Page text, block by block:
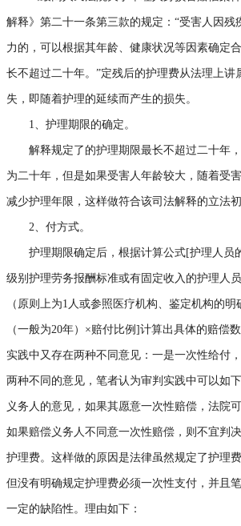
解释》第二十一条第三款的规定：“受害人因残
力的，可以根据其年龄、健康状况等因素确定
长不超过二十年。”定残后的护理费从法理上讲
失，即随着护理的延续而产生的损失。
1、护理期限的确定。
解释规定了的护理期限最长不超过二十年，
为二十年，但是如果受害人年龄较大，随着受
减少护理年限，这样做符合该司法解释的立法初
2、付方式。
护理期限确定后，根据计算公式[护理人员
级别护理劳务报酬标准或有固定收入的护理人
（原则上为1人或参照医疗机构、鉴定机构的
（一般为20年）×赔付比例]计算出具体的赔偿
实践中又存在两种不同意见：一是一次性给付
两种不同的意见，笔者认为审判实践中可以如
义务人的意见，如果其愿意一次性赔偿，法院
如果赔偿义务人不同意一次性赔偿，则不宜判
护理费。这样做的原因是法律虽然规定了护理
但没有明确规定护理费必须一次性支付，并且
一定的缺陷性。理由如下：